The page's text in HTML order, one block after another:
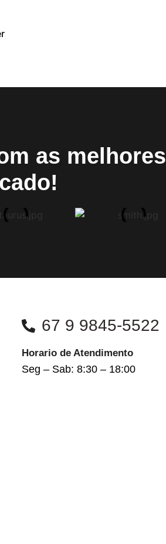
as melhores
67 9 9845-5522
Horario de Atendimento
Seg – Sab: 8:30 – 18:00